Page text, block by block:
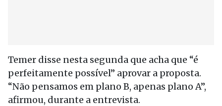
Temer disse nesta segunda que acha que “é
perfeitamente possível” aprovar a proposta.
“Não pensamos em plano B, apenas plano A”,
afirmou, durante a entrevista.